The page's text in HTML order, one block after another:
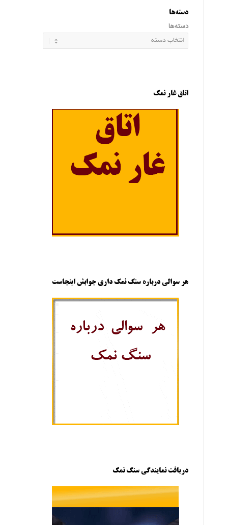
دسته‌ها
دسته‌ها
اتاق غار نمک
هر سوالی درباره سنگ نمک داری جوابش اینجاست
دریافت نمایندگی سنگ نمک